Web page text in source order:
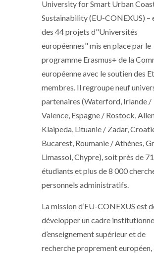
University for Smart Urban
Sustainability (EU-CONEXUS) –
des 44 projets d"Universités
européennes" mis en place par le
programme Erasmus+ de la
européenne avec le soutien des
membres. Il regroupe neuf
partenaires (Waterford, Irlande /
Valence, Espagne / Rostock,
Klaipeda, Lituanie / Zadar,
Bucarest, Roumanie / Athènes,
Limassol, Chypre), soit près de
étudiants et plus de 8 000
personnels administratifs.
La mission d’EU-CONEXUS est
développer un cadre
d’enseignement supérieur et de
recherche proprement européen,